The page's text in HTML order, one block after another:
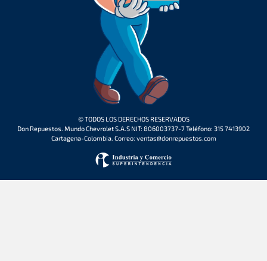
© TODOS LOS DERECHOS RESERVADOS
Don Repuestos. Mundo Chevrolet S.A.S NIT: 806003737-7 Teléfono: 315 7413902
Cartagena-Colombia. Correo: ventas@donrepuestos.com